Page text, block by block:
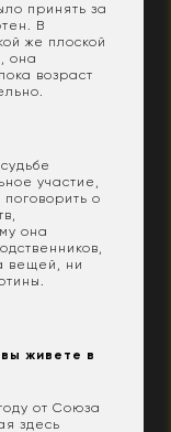
принять за
В
же плоской
она
возраст
участие,
о
она
вещей, ни
живете в
от Союза
здесь